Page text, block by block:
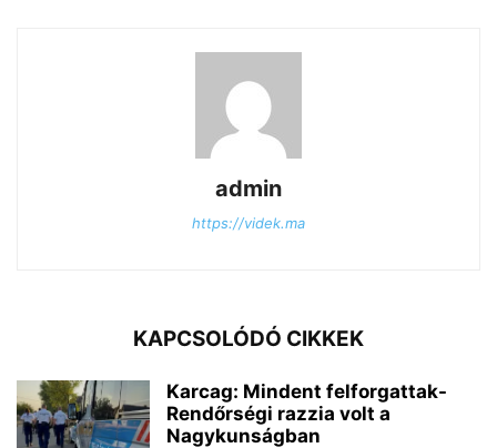
admin
https://videk.ma
KAPCSOLÓDÓ CIKKEK
Karcag: Mindent felforgattak-
Rendőrségi razzia volt a
Nagykunságban